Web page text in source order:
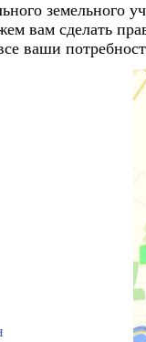
земельного
вам сделать
ваши